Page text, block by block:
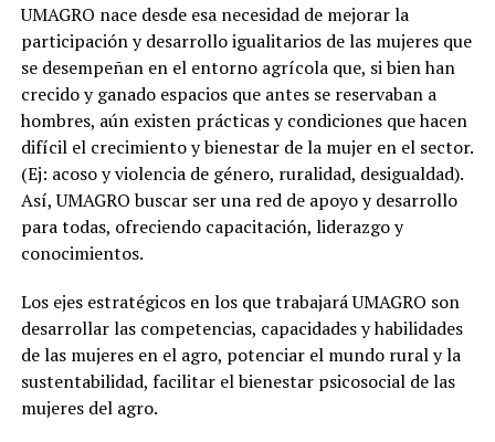
UMAGRO nace desde esa necesidad de mejorar la
participación y desarrollo igualitarios de las mujeres que
se desempeñan en el entorno agrícola que, si bien han
crecido y ganado espacios que antes se reservaban a
hombres, aún existen prácticas y condiciones que hacen
difícil el crecimiento y bienestar de la mujer en el sector.
(Ej: acoso y violencia de género, ruralidad, desigualdad).
Así, UMAGRO buscar ser una red de apoyo y desarrollo
para todas, ofreciendo capacitación, liderazgo y
conocimientos.
Los ejes estratégicos en los que trabajará UMAGRO son
desarrollar las competencias, capacidades y habilidades
de las mujeres en el agro, potenciar el mundo rural y la
sustentabilidad, facilitar el bienestar psicosocial de las
mujeres del agro.